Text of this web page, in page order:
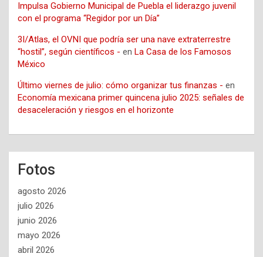
Impulsa Gobierno Municipal de Puebla el liderazgo juvenil
con el programa “Regidor por un Día”
3I/Atlas, el OVNI que podría ser una nave extraterrestre
“hostil”, según científicos - en La Casa de los Famosos
México
Último viernes de julio: cómo organizar tus finanzas - en
Economía mexicana primer quincena julio 2025: señales de
desaceleración y riesgos en el horizonte
Fotos
agosto 2026
julio 2026
junio 2026
mayo 2026
abril 2026